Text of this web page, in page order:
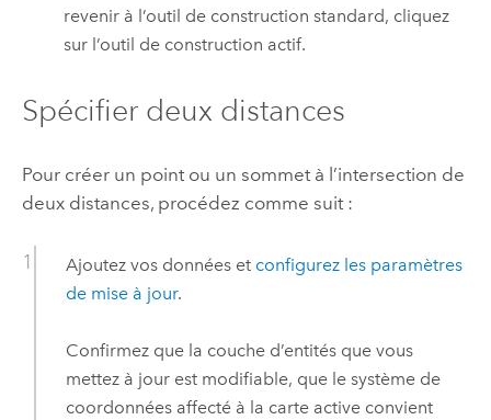
revenir à l’outil de construction standard, cliquez
sur l’outil de construction actif.
Spécifier deux distances
Pour créer un point ou un sommet à l’intersection de
deux distances, procédez comme suit :
Ajoutez vos données et configurez les paramètres
de mise à jour.
Confirmez que la couche d’entités que vous
mettez à jour est modifiable, que le système de
coordonnées affecté à la carte active convient